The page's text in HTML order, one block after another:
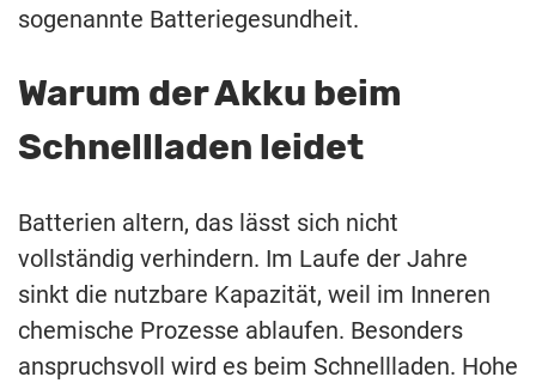
sogenannte Batteriegesundheit.
Warum der Akku beim
Schnellladen leidet
Batterien altern, das lässt sich nicht
vollständig verhindern. Im Laufe der Jahre
sinkt die nutzbare Kapazität, weil im Inneren
chemische Prozesse ablaufen. Besonders
anspruchsvoll wird es beim Schnellladen. Hohe